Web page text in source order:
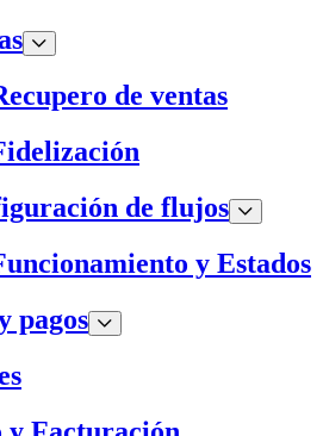
de ventas
de flujos
y Estados
pagos